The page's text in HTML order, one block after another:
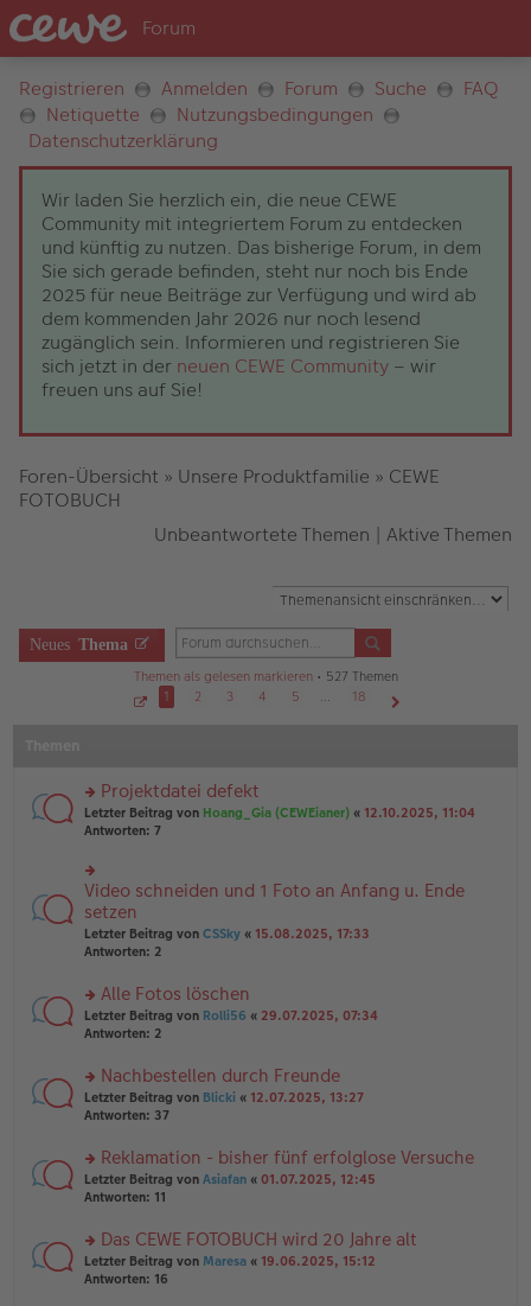
Registrieren Anmelden Forum Suche
FAQ
Netiquette
Nutzungsbedingungen
Datenschutzerklärung
Wir laden Sie herzlich ein, die neue CEWE
Community mit integriertem Forum zu entdecken
und künftig zu nutzen. Das bisherige Forum, in dem
Sie sich gerade befinden, steht nur noch bis Ende
2025 für neue Beiträge zur Verfügung und wird ab
dem kommenden Jahr 2026 nur noch lesend
zugänglich sein. Informieren und registrieren Sie
sich jetzt in der neuen CEWE Community – wir
freuen uns auf Sie!
Foren-Übersicht » Unsere Produktfamilie » CEWE
FOTOBUCH
Unbeantwortete Themen | Aktive Themen
Neues Thema
Themen als gelesen markieren• 527 Themen
v
o
n
1
1 2 3 4 5 …
18
rs
te
u
n
g
el
es
e
er
B
ei
tr
g
Projektdatei defekt
Letzter Beitrag von Hoang_Gia (CEWEianer) « 12.10.2025, 11:04
Antworten: 7
rs
te
r
u
n
el
es
e
B
ei
tr
g
Video schneiden und 1 Foto an Anfang u. Ende
setzen
Letzter Beitrag von CSSky « 15.08.2025, 17:33
Antworten: 2
rs
te
n
g
el
e
n
er
tr
a
g
Alle Fotos löschen
Letzter Beitrag von Rolli56 « 29.07.2025, 07:34
Antworten: 2
rs
te
n
g
el
e
n
er
Nachbestellen durch Freunde
Letzter Beitrag von Blicki « 12.07.2025, 13:27
Antworten: 37
rs
te
n
g
el
Reklamation - bisher fünf erfolglose Versuche
Letzter Beitrag von Asiafan « 01.07.2025, 12:45
Antworten: 11
rs
te
Das CEWE FOTOBUCH wird 20 Jahre alt
Letzter Beitrag von Maresa « 19.06.2025, 15:12
Antworten: 16